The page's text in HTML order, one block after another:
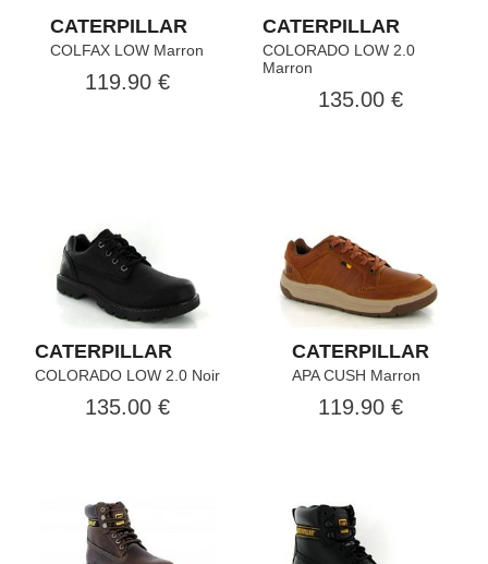
CATERPILLAR
COLFAX LOW Marron
119.90 €
CATERPILLAR
COLORADO LOW 2.0
Marron
135.00 €
CATERPILLAR
COLORADO LOW 2.0 Noir
135.00 €
CATERPILLAR
APA CUSH Marron
119.90 €